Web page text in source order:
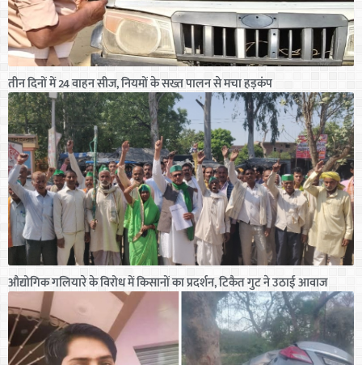
तीन दिनों में 24 वाहन सीज, नियमों के सख्त पालन से मचा हड़कंप
औद्योगिक गलियारे के विरोध में किसानों का प्रदर्शन, टिकैत गुट ने उठाई आवाज